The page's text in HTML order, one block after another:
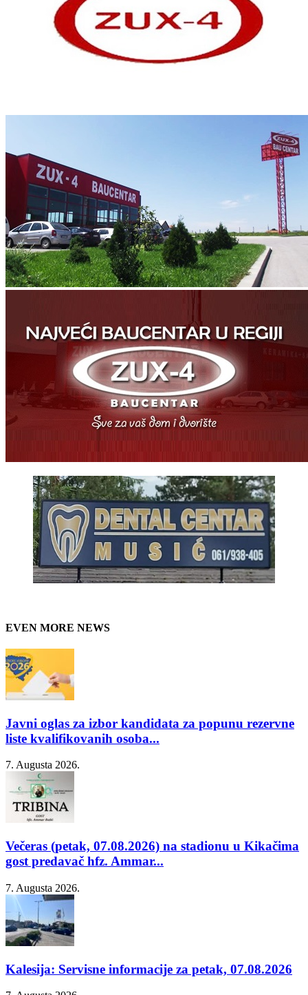
EVEN MORE NEWS
Javni oglas za izbor kandidata za popunu rezervne
liste kvalifikovanih osoba...
7. Augusta 2026.
Večeras (petak, 07.08.2026) na stadionu u Kikačima
gost predavač hfz. Ammar...
7. Augusta 2026.
Kalesija: Servisne informacije za petak, 07.08.2026